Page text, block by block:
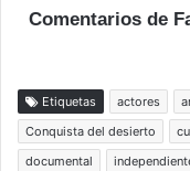
Comentarios de
Etiquetas actores
Conquista del desierto
documental